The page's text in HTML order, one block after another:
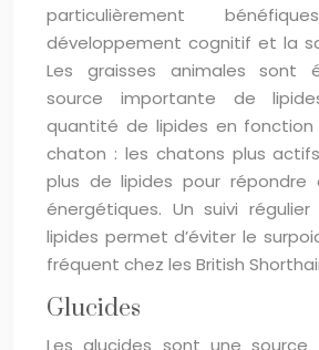
particulièrement
développement cognitif et la
Les graisses animales sont
source importante de
quantité de lipides en fonction
chaton : les chatons plus
plus de lipides pour répondre
énergétiques. Un suivi
lipides permet d’éviter le
fréquent chez les British
Glucides
Les glucides sont une source